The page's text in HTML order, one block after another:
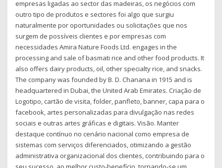
empresas ligadas ao sector das madeiras, os negócios com
outro tipo de produtos e sectores foi algo que surgiu
naturalmente por oportunidades ou solicitações que nos
surgem de possíveis clientes e por empresas com
necessidades Amira Nature Foods Ltd. engages in the
processing and sale of basmati rice and other food products. It
also offers dairy products, oil, other specialty rice, and snacks.
The company was founded by B. D. Chanana in 1915 and is
headquartered in Dubai, the United Arab Emirates. Criação de
Logotipo, cartão de visita, folder, panfleto, banner, capa para o
facebook, artes personalizadas para divulgação nas redes
sociais e outras artes gráficas e digitais. Visão. Manter
destaque contínuo no cenário nacional como empresa de
sistemas com serviços diferenciados, otimizando a gestão
administrativa organizacional dos clientes, contribuindo para o